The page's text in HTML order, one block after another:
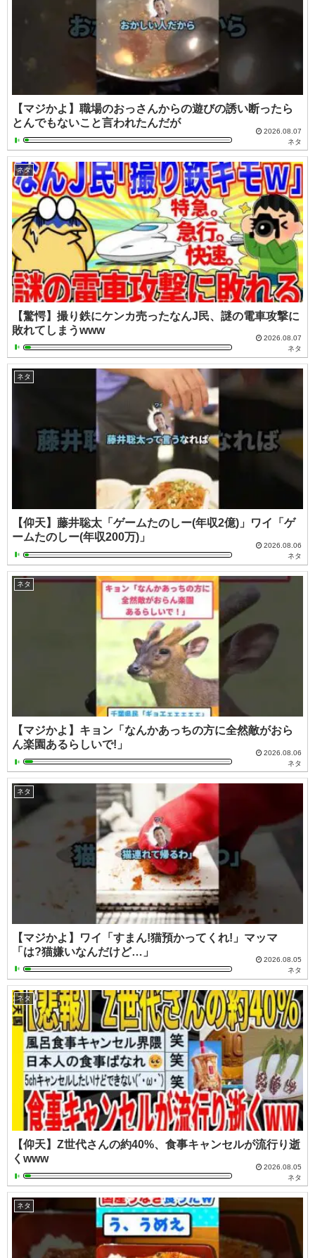
【マジかよ】職場のおっさんからの遊びの誘い断ったら
とんでもないこと言われたんだが
2026.08.07
ネタ
ネタ
【驚愕】撮り鉄にケンカ売ったなんJ民、謎の電車攻撃に
敗れてしまうwww
2026.08.07
ネタ
ネタ
【仰天】藤井聡太「ゲームたのしー(年収2億)」ワイ「ゲ
ームたのしー(年収200万)」
2026.08.06
ネタ
ネタ
【マジかよ】キョン「なんかあっちの方に全然敵がおら
ん楽園あるらしいで!」
2026.08.06
ネタ
ネタ
【マジかよ】ワイ「すまん!猫預かってくれ!」マッマ
「は?猫嫌いなんだけど…」
2026.08.05
ネタ
ネタ
【仰天】Z世代さんの約40%、食事キャンセルが流行り逝
くwww
2026.08.05
ネタ
ネタ